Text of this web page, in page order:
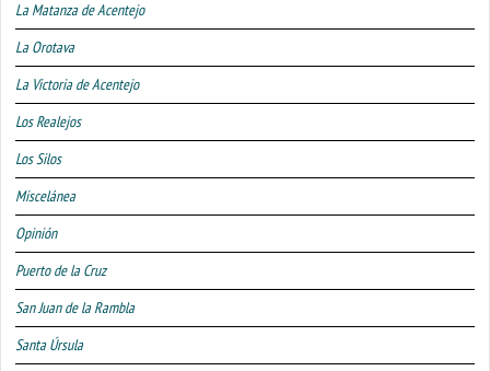
La Matanza de Acentejo
La Orotava
La Victoria de Acentejo
Los Realejos
Los Silos
Miscelánea
Opinión
Puerto de la Cruz
San Juan de la Rambla
Santa Úrsula